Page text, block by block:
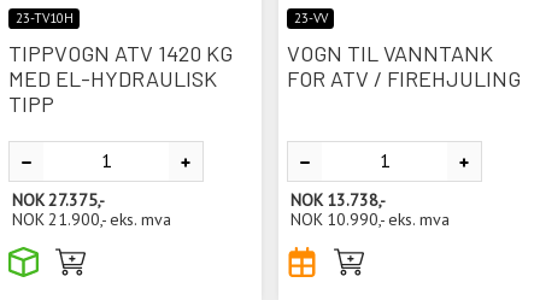
23-TV10H
TIPPVOGN ATV 1420 KG
MED EL-HYDRAULISK
TIPP
NOK27.375,-
NOK21.900,-eks. mva
23-VV
VOGN TIL VANNTANK
FOR ATV / FIREHJULING
NOK 13.738,-
NOK 10.990,-eks. mva